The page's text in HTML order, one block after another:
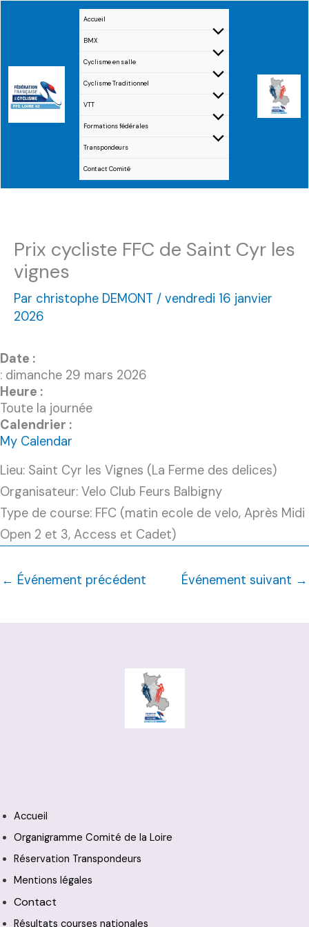
Accueil
BMX
Cyclisme en salle
Cyclisme Traditionnel
VTT
Formations fédérales
Transpondeurs
Contact Comité
Prix cycliste FFC de Saint Cyr les
vignes
Par christophe DEMONT / vendredi 16 janvier
2026
Date :
: dimanche 29 mars 2026
Heure :
Toute la journée
Calendrier :
My Calendar
Lieu: Saint Cyr les Vignes (La Ferme des delices)
Organisateur: Velo Club Feurs Balbigny
Type de course: FFC (matin ecole de velo, Après Midi
Open 2 et 3, Access et Cadet)
← Événement précédent Événement suivant →
Accueil
Organigramme Comité de la Loire
Réservation Transpondeurs
Mentions légales
Contact
Résultats courses nationales